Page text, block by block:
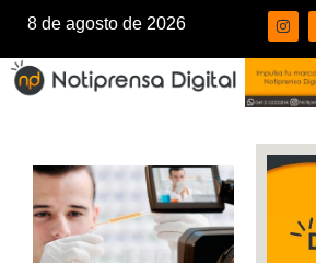
8 de agosto de 2026